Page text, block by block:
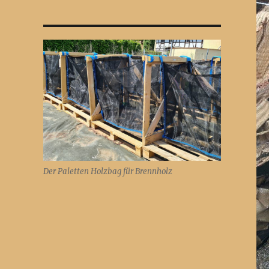
Der Paletten Holzbag für Brennholz